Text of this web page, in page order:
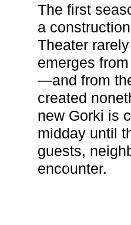
The first
a
Theater
emerges
—and from
created
new Gorki is
midday until
guests,
encounter.